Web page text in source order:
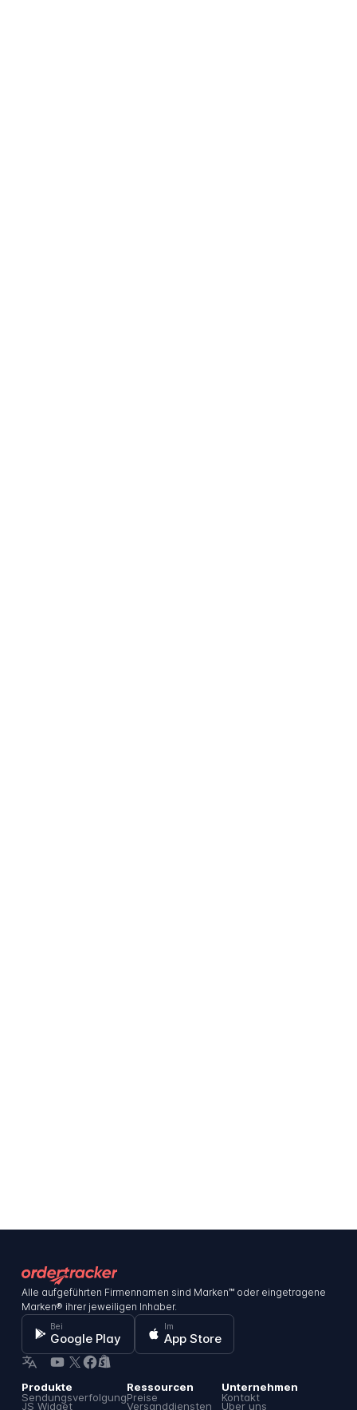
Alle aufgeführten Firmennamen sind Marken™ oder eingetragene
Marken® ihrer jeweiligen Inhaber.
Bei
Google Play
Im
App Store
Produkte
Sendungsverfolgung
JS Widget
Ressourcen
Preise
Versanddiensten
Unternehmen
Kontakt
Über uns